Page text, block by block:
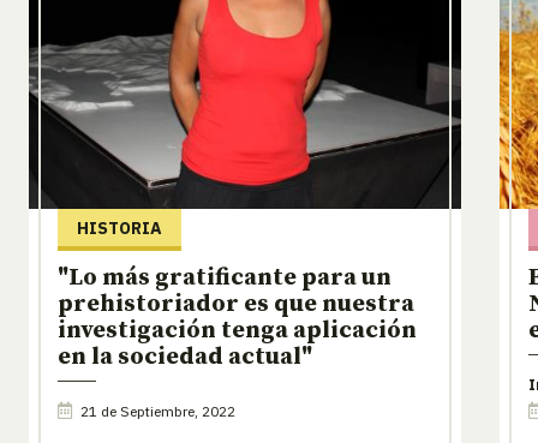
HISTORIA
"Lo más gratificante para un
prehistoriador es que nuestra
investigación tenga aplicación
en la sociedad actual"
21 de Septiembre, 2022